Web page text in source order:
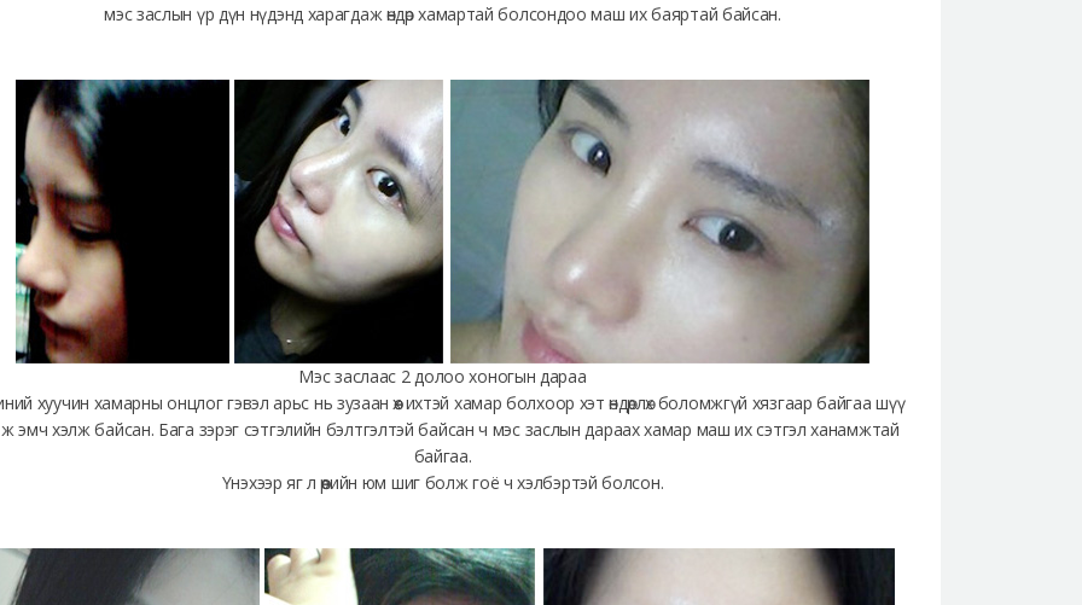
мэс заслын үр дүн нүдэнд харагдаж өндөр хамартай болсондоо маш их баяртай байсан.
Мэс заслаас 2 долоо хоногын дараа
хуучин хамарны онцлог гэвэл арьс нь зузаан өөх ихтэй хамар болхоор хэт өндөрлөх боломжгүй хязгаар байгаа шүү
эмч хэлж байсан. Бага зэрэг сэтгэлийн бэлтгэлтэй байсан ч мэс заслын дараах хамар маш их сэтгэл ханамжтай
байгаа.
Үнэхээр яг л өөрийн юм шиг болж гоё ч хэлбэртэй болсон.